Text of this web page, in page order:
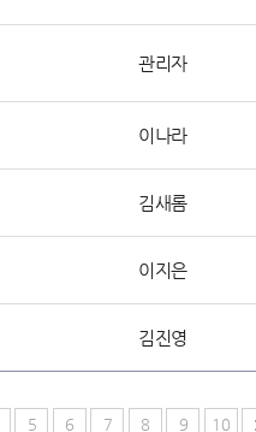
관리자
이나라
김새롬
이지은
김진영
5 6 7 8 9 10